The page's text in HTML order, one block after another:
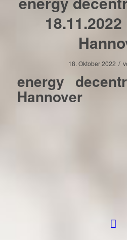
18. Oktober 2022 /
energy
Hannover